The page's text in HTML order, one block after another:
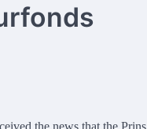
the news that the